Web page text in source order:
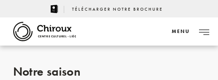
TÉLÉCHARGER NOTRE BROCHURE
CENTRE CULTUREL - LIÈGE
MENU
Notre saison